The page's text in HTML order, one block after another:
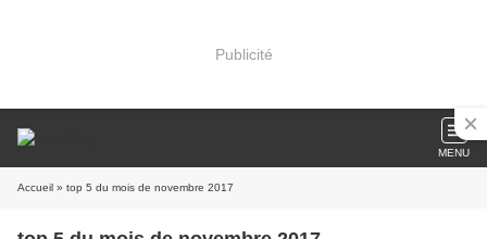
Publicité
MENU
Accueil » top 5 du mois de novembre 2017